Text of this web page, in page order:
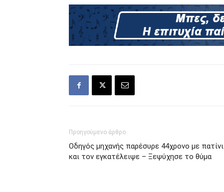
Προηγούμενο άρθρο
Οδηγός μηχανής παρέσυρε 44χρονο με πατίνι
και τον εγκατέλειψε – Ξεψύχησε το θύμα